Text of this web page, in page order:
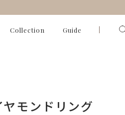
Collection Guide
モンドリング